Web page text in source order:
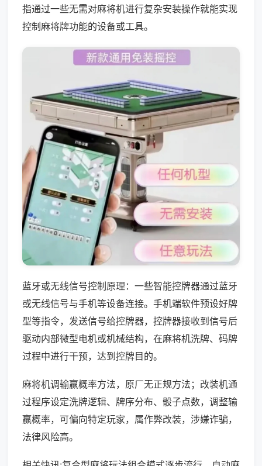
指通过一些无需对麻将机进行复杂安装操作就能实现
控制麻将牌功能的设备或工具。
蓝牙或无线信号控制原理：一些智能控牌器通过蓝牙
或无线信号与手机等设备连接。手机端软件预设好牌
型等指令，发送信号给控牌器，控牌器接收到信号后
驱动内部微型电机或机械结构，在麻将机洗牌、码牌
过程中进行干预，达到控牌目的。
麻将机调输赢概率方法，原厂无正规方法；改装机通
过程序设定洗牌逻辑、牌序分布、骰子点数，调整输
赢概率，可偏向特定玩家，属作弊改装，涉嫌诈骗，
法律风险高。